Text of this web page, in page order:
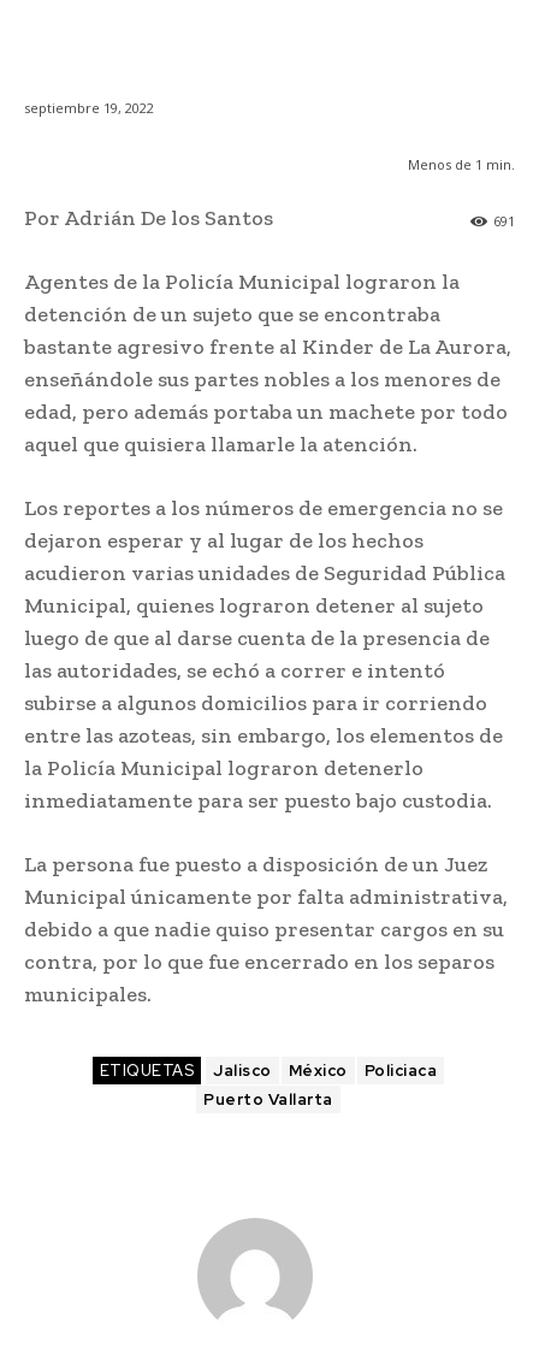
septiembre 19, 2022
Menos de 1 min.
691
Por Adrián De los Santos
Agentes de la Policía Municipal lograron la
detención de un sujeto que se encontraba
bastante agresivo frente al Kinder de La Aurora,
enseñándole sus partes nobles a los menores de
edad, pero además portaba un machete por todo
aquel que quisiera llamarle la atención.
Los reportes a los números de emergencia no se
dejaron esperar y al lugar de los hechos
acudieron varias unidades de Seguridad Pública
Municipal, quienes lograron detener al sujeto
luego de que al darse cuenta de la presencia de
las autoridades, se echó a correr e intentó
subirse a algunos domicilios para ir corriendo
entre las azoteas, sin embargo, los elementos de
la Policía Municipal lograron detenerlo
inmediatamente para ser puesto bajo custodia.
La persona fue puesto a disposición de un Juez
Municipal únicamente por falta administrativa,
debido a que nadie quiso presentar cargos en su
contra, por lo que fue encerrado en los separos
municipales.
ETIQUETAS Jalisco México
Policiaca
Puerto Vallarta